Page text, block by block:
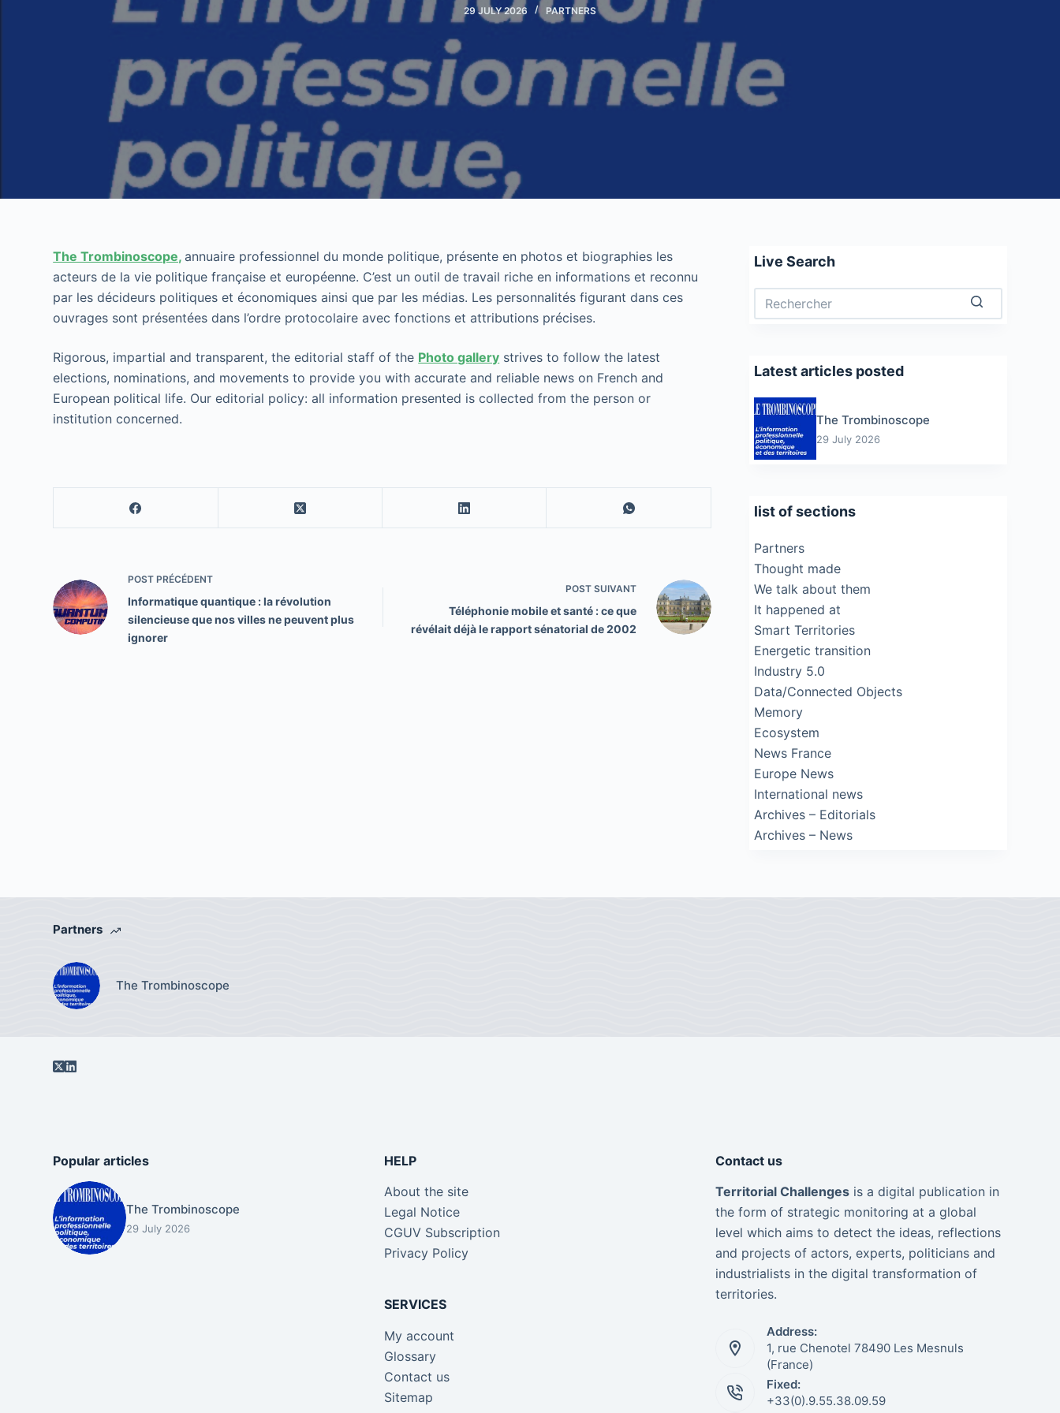
29 JULY 2026 PARTNERS
The Trombinoscope, annuaire professionnel du monde politique, présente en photos et biographies les
acteurs de la vie politique française et européenne. C’est un outil de travail riche en informations et reconnu
par les décideurs politiques et économiques ainsi que par les médias. Les personnalités figurant dans ces
ouvrages sont présentées dans l’ordre protocolaire avec fonctions et attributions précises.
Rigorous, impartial and transparent, the editorial staff of the Photo gallery strives to follow the latest
elections, nominations, and movements to provide you with accurate and reliable news on French and
European political life. Our editorial policy: all information presented is collected from the person or
institution concerned.
POST PRÉCÉDENT
Informatique quantique : la révolution
silencieuse que nos villes ne peuvent plus
ignorer
POSTSUIVANT
Téléphonie mobile et santé : ce que
révélait déjà le rapport sénatorial de 2002
Live Search
Latest articles posted
The Trombinoscope
29 July 2026
list of sections
Partners
Thought made
We talk about them
It happened at
Smart Territories
Energetic transition
Industry 5.0
Data/Connected Objects
Memory
Ecosystem
News France
Europe News
International news
Archives – Editorials
Archives – News
Partners
The Trombinoscope
Popular articles
The Trombinoscope
29 July 2026
HELP
About the site
Legal Notice
CGUV Subscription
Privacy Policy
SERVICES
My account
Glossary
Contact us
Sitemap
Contact us
Territorial Challengesis a digital publication in
the form of strategic monitoring at a global
level which aims to detect the ideas, reflections
and projects of actors, experts, politicians and
industrialists in the digital transformation of
territories.
Address:
1, rue Chenotel 78490 Les Mesnuls
(France)
Fixed:
+33(0).9.55.38.09.59